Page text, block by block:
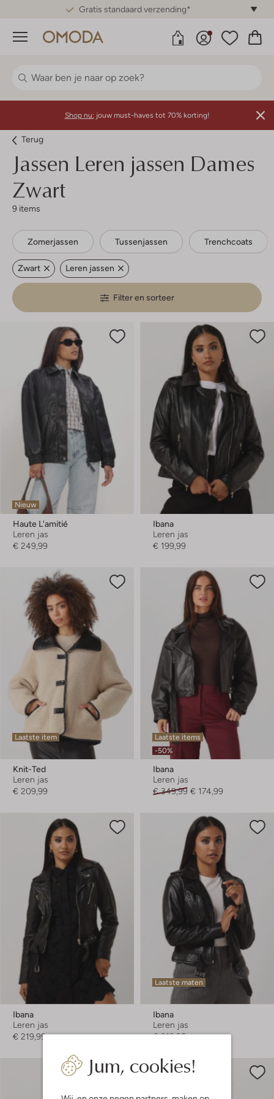
Gratis standaard verzending*
Menu
Jum, cookies!
Shop nu: jouw must-haves tot 70% korting!
Terug
Jassen Leren jassen Dames
Zwart
9 items
Zomerjassen Tussenjassen Trenchcoats
Zwart Leren jassen
Filter en sorteer
Nieuw
Haute L'amitié
Leren jas
€ 249,99
Ibana
Leren jas
€ 199,99
Laatste item
Knit-Ted
Leren jas
€ 209,99
Laatste items
-50%
Ibana
Leren jas
€ 349,99 € 174,99
Ibana
Leren jas
€ 219,99
Laatste maten
Ibana
Leren jas
€ 219,95